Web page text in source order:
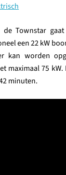
Townstar
een 22 kW
kan worden
maximaal 75 kW.
minuten.